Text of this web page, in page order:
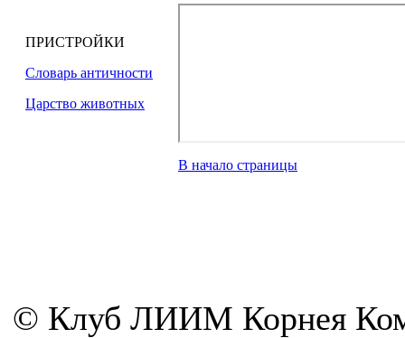
ПРИСТРОЙКИ
Словарь античности
Царство животных
В начало страницы
© Клуб ЛИИМ Корнея